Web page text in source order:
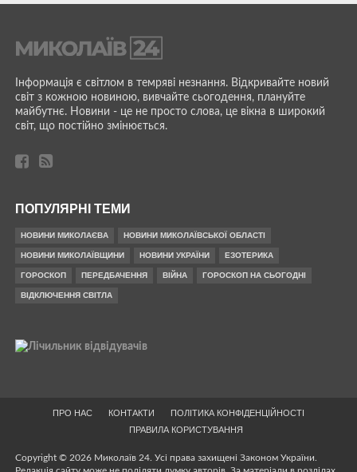
Інформація є світлом в темряві незнання. Відкривайте новий
світ з кожною новиною, вивчайте сьогодення, плануйте
майбутнє. Новини - це не просто слова, це вікна в широкий
світ, що постійно змінюється.
ПОПУЛЯРНІ ТЕМИ
НОВИНИ МИКОЛАЄВА НОВИНИ МИКОЛАЇВСЬКОЇ ОБЛАСТІ
НОВИНИ МИКОЛАЇВЩИНИ НОВИНИ УКРАЇНИ ЕЗОТЕРИКА
ГОРОСКОП ПЕРЕДБАЧЕННЯ ВІЙНА ГОРОСКОП НА СЬОГОДНІ
ВІДКЛЮЧЕННЯ СВІТЛА
ПРО НАС КОНТАКТИ
ПОЛІТИКА КОНФІДЕНЦІЙНОСТІ
ПРАВИЛА КОРИСТУВАННЯ
Copyright © 2026 Миколаїв 24. Усі права захищені Законом України.